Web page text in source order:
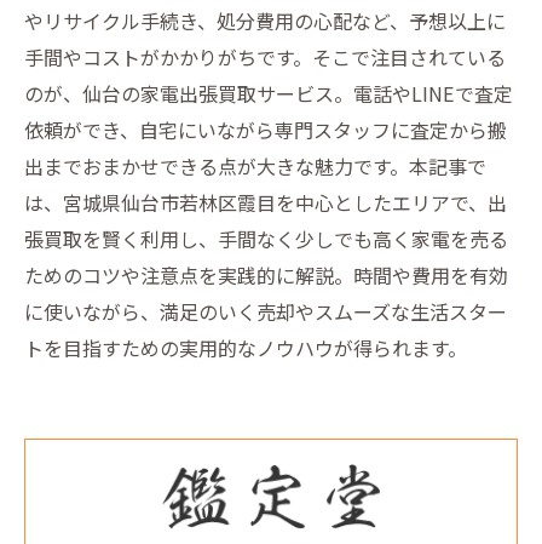
やリサイクル手続き、処分費用の心配など、予想以上に
手間やコストがかかりがちです。そこで注目されている
のが、仙台の家電出張買取サービス。電話やLINEで査定
依頼ができ、自宅にいながら専門スタッフに査定から搬
出までおまかせできる点が大きな魅力です。本記事で
は、宮城県仙台市若林区霞目を中心としたエリアで、出
張買取を賢く利用し、手間なく少しでも高く家電を売る
ためのコツや注意点を実践的に解説。時間や費用を有効
に使いながら、満足のいく売却やスムーズな生活スター
トを目指すための実用的なノウハウが得られます。